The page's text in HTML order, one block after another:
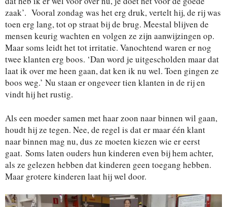
zaak’. Vooral zondag was het erg druk, vertelt hij, de rij was
toen erg lang, tot op straat bij de brug. Meestal blijven de
mensen keurig wachten en volgen ze zijn aanwijzingen op.
Maar soms leidt het tot irritatie. Vanochtend waren er nog
twee klanten erg boos. ‘Dan word je uitgescholden maar dat
laat ik over me heen gaan, dat ken ik nu wel. Toen gingen ze
boos weg.’ Nu staan er ongeveer tien klanten in de rij en
vindt hij het rustig.
Als een moeder samen met haar zoon naar binnen wil gaan,
houdt hij ze tegen. Nee, de regel is dat er maar één klant
naar binnen mag nu, dus ze moeten kiezen wie er eerst
gaat. Soms laten ouders hun kinderen even bij hem achter,
als ze gelezen hebben dat kinderen geen toegang hebben.
Maar grotere kinderen laat hij wel door.